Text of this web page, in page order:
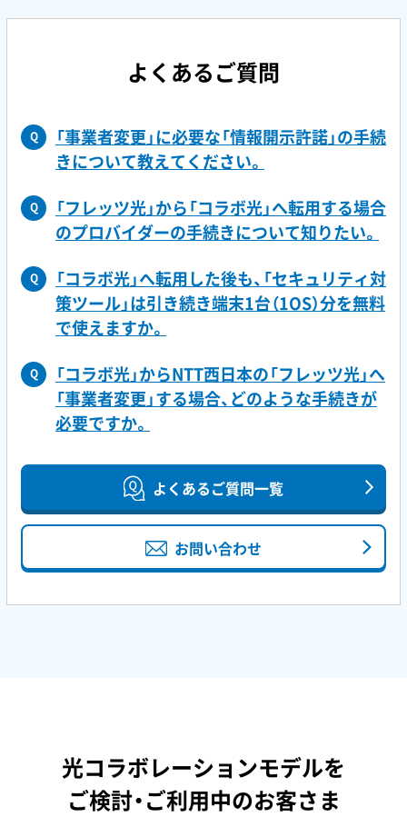
よくあるご質問
Q
「事業者変更」に必要な「情報開示許諾」の手続
きについて教えてください。
Q
「フレッツ光」から「コラボ光」へ転用する場合
のプロバイダーの手続きについて知りたい。
Q
「コラボ光」へ転用した後も、「セキュリティ対
策ツール」は引き続き端末1台（1OS）分を無料
で使えますか。
Q
「コラボ光」からNTT西日本の「フレッツ光」へ
「事業者変更」する場合、どのような手続きが
必要ですか。
よくあるご質問一覧
お問い合わせ
光コラボレーションモデルを
ご検討・ご利用中のお客さま